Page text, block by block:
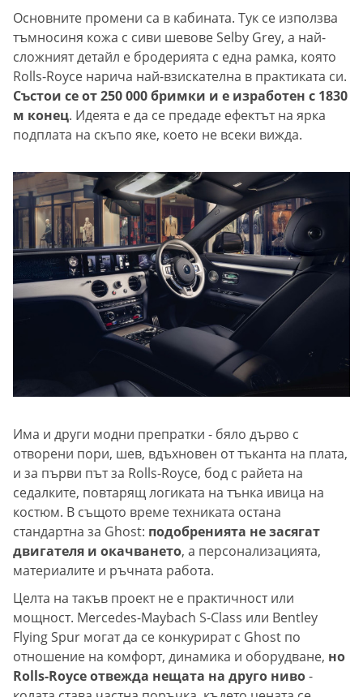
Основните промени са в кабината. Тук се използва
тъмносиня кожа с сиви шевове Selby Grey, а най-
сложният детайл е бродерията с една рамка, която
Rolls-Royce нарича най-взискателна в практиката си.
Състои се от 250 000 бримки и е изработен с 1830
м конец. Идеята е да се предаде ефектът на ярка
подплата на скъпо яке, което не всеки вижда.
Има и други модни препратки - бяло дърво с
отворени пори, шев, вдъхновен от тъканта на плата,
и за първи път за Rolls-Royce, бод с райета на
седалките, повтарящ логиката на тънка ивица на
костюм. В същото време техниката остана
стандартна за Ghost: подобренията не засягат
двигателя и окачването, а персонализацията,
материалите и ръчната работа.
Целта на такъв проект не е практичност или
мощност. Mercedes-Maybach S-Class или Bentley
Flying Spur могат да се конкурират с Ghost по
отношение на комфорт, динамика и оборудване, но
Rolls-Royce отвежда нещата на друго ниво-